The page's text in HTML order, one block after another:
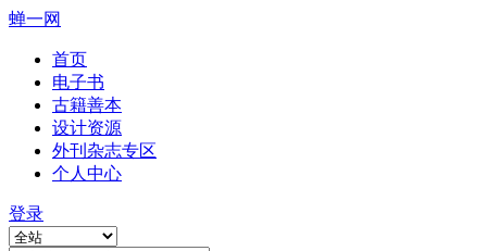
蝉一网
首页
电子书
古籍善本
设计资源
外刊杂志专区
个人中心
登录